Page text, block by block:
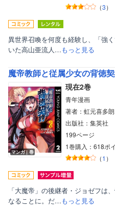
（3）
異世界召喚を何度も経験し、「強
いた高山亜流人…もっと見る
魔帝教師と従属少女の背徳
マンガ｜巻
現在2巻
青年漫画
著者：虹元喜多
出版社：集英社
199ページ
1巻購入：618ポ
（1 ）
「大魔帝」の後継者・ジョゼフは
なることに。だ…もっと見る